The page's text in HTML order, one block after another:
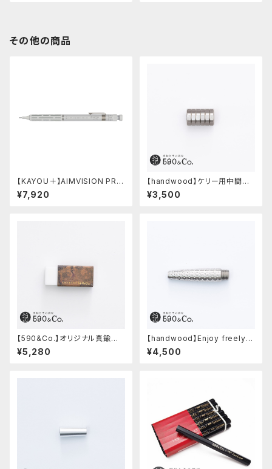
その他の商品
【KAYOU＋】AIMVISION PR
O/エイムビジョンプロ (スノー
ホワイト)
¥7,920
【handwood】ケリー用中間パ
ーツ/カスタムグリップ (八角形/
ステンレス)
¥3,500
【590&Co.】オリジナル真鍮消
しゴムカバー (糠焼き)
¥5,280
【handwood】Enjoy freely
前軸・ディンプル(ステンレス)
¥4,500